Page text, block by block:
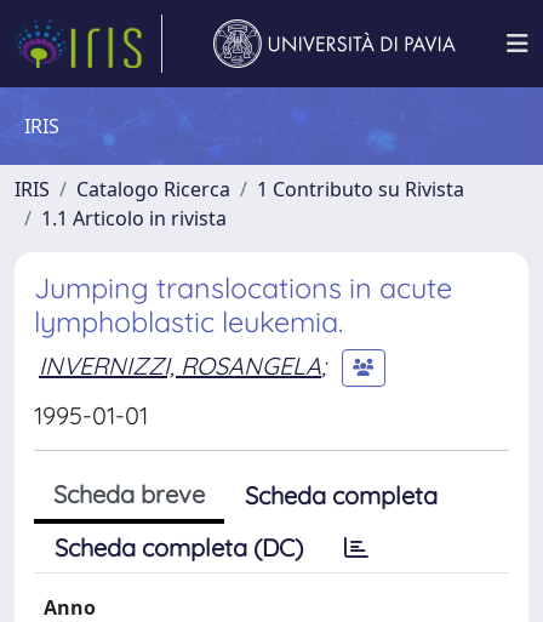
IRIS
IRIS Catalogo Ricerca
1 Contributo su Rivista
1.1 Articolo in rivista
Jumping translocations in acute
lymphoblastic leukemia.
INVERNIZZI, ROSANGELA;
1995-01-01
Scheda breve
Scheda completa
Scheda completa (DC)
Anno